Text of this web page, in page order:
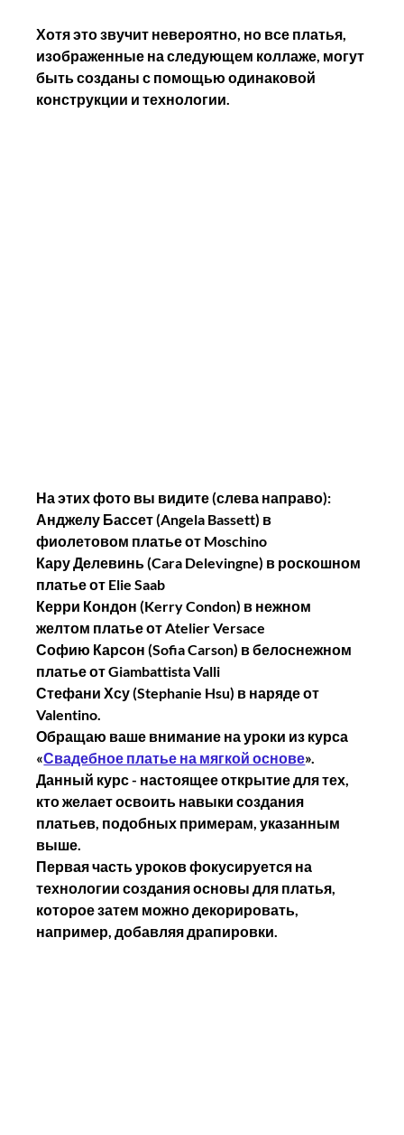
Хотя это звучит невероятно, но все платья,
изображенные на следующем коллаже, могут
быть созданы с помощью одинаковой
конструкции и технологии.
На этих фото вы видите (слева направо):
Анджелу Бассет (Angela Bassett) в
фиолетовом платье от Moschino
Кару Делевинь (Cara Delevingne) в роскошном
платье от Elie Saab
Керри Кондон (Kerry Condon) в нежном
желтом платье от Atelier Versace
Софию Карсон (Sofia Carson) в белоснежном
платье от Giambattista Valli
Стефани Хсу (Stephanie Hsu) в наряде от
Valentino.
Обращаю ваше внимание на уроки из курса
«Свадебное платье на мягкой основе».
Данный курс - настоящее открытие для тех,
кто желает освоить навыки создания
платьев, подобных примерам, указанным
выше.
Первая часть уроков фокусируется на
технологии создания основы для платья,
которое затем можно декорировать,
например, добавляя драпировки.